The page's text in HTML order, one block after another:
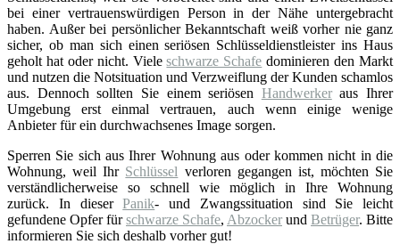
bei einer vertrauenswürdigen Person in der Nähe untergebracht
haben. Außer bei persönlicher Bekanntschaft weiß vorher nie ganz
sicher, ob man sich einen seriösen Schlüsseldienstleister ins Haus
geholt hat oder nicht. Vieleschwarze Schafe dominieren den Markt
und nutzen die Notsituation und Verzweiflung der Kunden schamlos
aus. Dennoch sollten Sie einem seriösen Handwerkeraus Ihrer
Umgebung erst einmal vertrauen, auch wenn einige wenige
Anbieter für ein durchwachsenes Image sorgen.
Sperren Sie sich aus Ihrer Wohnung aus oder kommen nicht in die
Wohnung, weil Ihr Schlüssel verloren gegangen ist, möchten Sie
verständlicherweise so schnell wie möglich in Ihre Wohnung
zurück. In dieserPanik- und Zwangssituation sind Sie leicht
gefundene Opfer fürschwarze Schafe, Abzocker und Betrüger. Bitte
informieren Sie sich deshalb vorher gut!